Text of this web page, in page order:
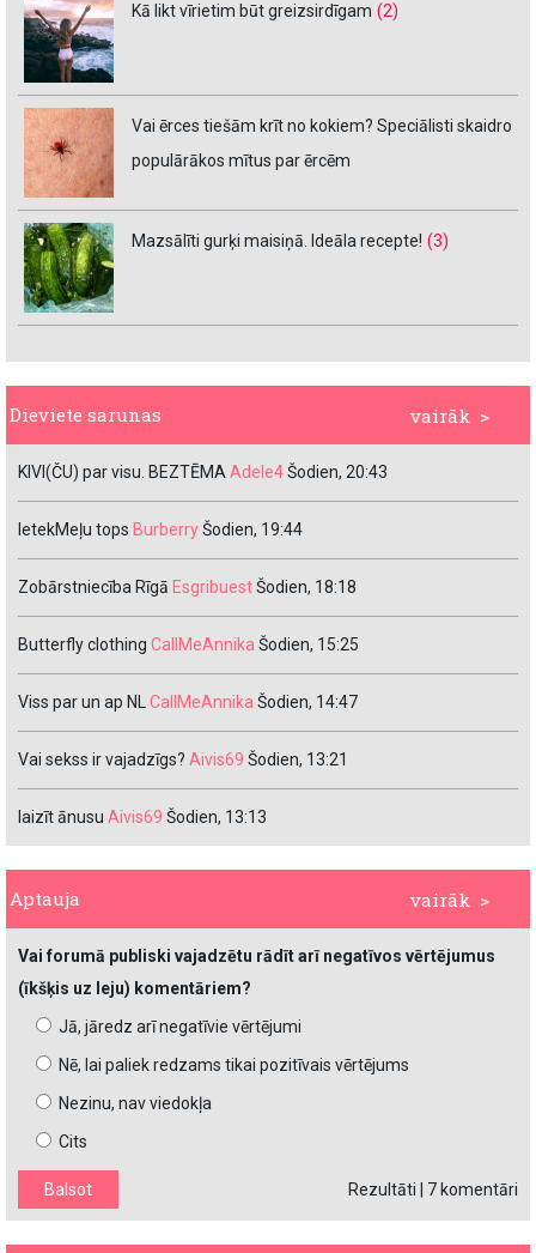
Kā likt vīrietim būt greizsirdīgam (2)
Vai ērces tiešām krīt no kokiem? Speciālisti skaidro
populārākos mītus par ērcēm
Mazsālīti gurķi maisiņā. Ideāla recepte! (3)
vairāk >
Dieviete sarunas
KIVI(ČU) par visu. BEZTĒMAAdele4Šodien, 20:43
IetekMeļu tops BurberryŠodien, 19:44
Zobārstniecība Rīgā EsgribuestŠodien, 18:18
Butterfly clothing CallMeAnnika Šodien, 15:25
Viss par un ap NLCallMeAnnika Šodien, 14:47
Vai sekss ir vajadzīgs? Aivis69 Šodien, 13:21
laizīt ānusu Aivis69 Šodien, 13:13
vairāk >
Aptauja
Vai forumā publiski vajadzētu rādīt arī negatīvos vērtējumus
(īkšķis uz leju) komentāriem?
Jā, jāredz arī negatīvie vērtējumi
Nē, lai paliek redzams tikai pozitīvais vērtējums
Nezinu, nav viedokļa
Cits
Rezultāti 7 komentāri